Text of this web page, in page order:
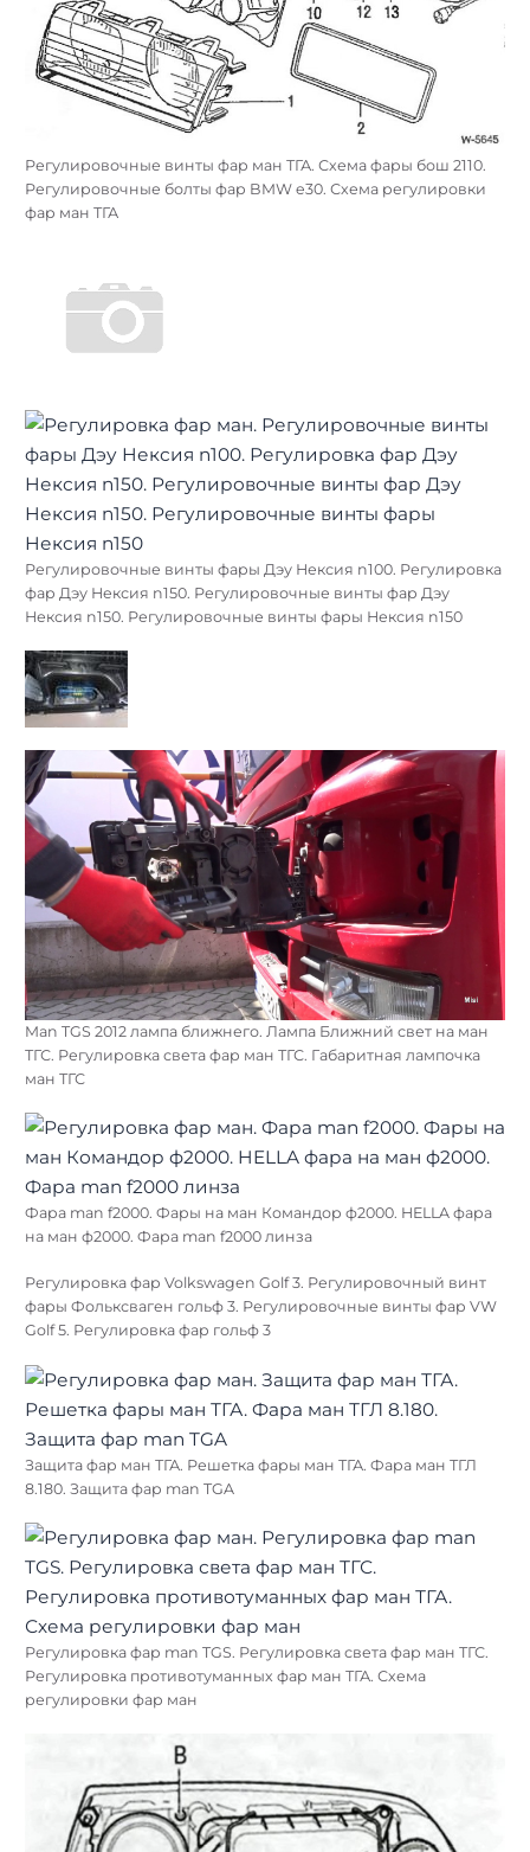
Регулировочные винты фар ман ТГА. Схема фары бош 2110.
Регулировочные болты фар BMW e30. Схема регулировки
фар ман ТГА
Регулировочные винты фары Дэу Нексия n100. Регулировка
фар Дэу Нексия n150. Регулировочные винты фар Дэу
Нексия n150. Регулировочные винты фары Нексия n150
Man TGS 2012 лампа ближнего. Лампа Ближний свет на ман
ТГС. Регулировка света фар ман ТГС. Габаритная лампочка
ман ТГС
Фара man f2000. Фары на ман Командор ф2000. HELLA фара
на ман ф2000. Фара man f2000 линза
Регулировка фар Volkswagen Golf 3. Регулировочный винт
фары Фольксваген гольф 3. Регулировочные винты фар VW
Golf 5. Регулировка фар гольф 3
Защита фар ман ТГА. Решетка фары ман ТГА. Фара ман ТГЛ
8.180. Защита фар man TGA
Регулировка фар man TGS. Регулировка света фар ман ТГС.
Регулировка противотуманных фар ман ТГА. Схема
регулировки фар ман